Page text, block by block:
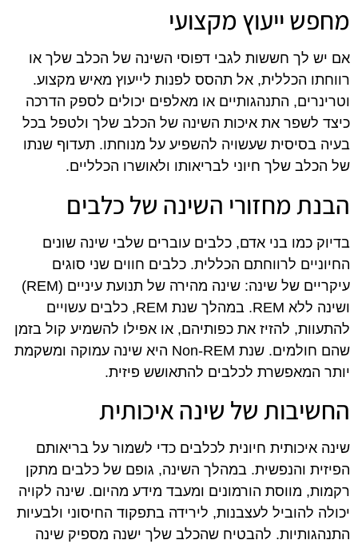
מחפש ייעוץ מקצועי
אם יש לך חששות לגבי דפוסי השינה של הכלב שלך או
רווחתו הכללית, אל תהסס לפנות לייעוץ מאיש מקצוע.
וטרינרים, התנהגותיים או מאלפים יכולים לספק הדרכה
כיצד לשפר את איכות השינה של הכלב שלך ולטפל בכל
בעיה בסיסית שעשויה להשפיע על מנוחתו. תעדוף שנתו
של הכלב שלך חיוני לבריאותו ולאושרו הכלליים.
הבנת מחזורי השינה של כלבים
בדיוק כמו בני אדם, כלבים עוברים שלבי שינה שונים
החיוניים לרווחתם הכללית. כלבים חווים שני סוגים
עיקריים של שינה: שינה מהירה של תנועת עיניים (REM)
ושינה ללא REM. במהלך שנת REM, כלבים עשויים
להתעוות, להזיז את כפותיהם, או אפילו להשמיע קול בזמן
שהם חולמים. שנת Non-REM היא שינה עמוקה ומשקמת
יותר המאפשרת לכלבים להתאושש פיזית.
החשיבות של שינה איכותית
שינה איכותית חיונית לכלבים כדי לשמור על בריאותם
הפיזית והנפשית. במהלך השינה, גופם של כלבים מתקן
רקמות, מווסת הורמונים ומעבד מידע מהיום. שינה לקויה
יכולה להוביל לעצבנות, לירידה בתפקוד החיסוני ולבעיות
התנהגותיות. להבטיח שהכלב שלך ישנה מספיק שינה